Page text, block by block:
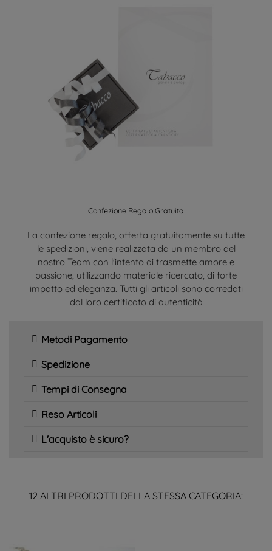
Confezione Regalo Gratuita
La confezione regalo, offerta gratuitamente su tutte
le spedizioni, viene realizzata da un membro del
nostro Team con l'intento di trasmette amore e
passione, utilizzando materiale ricercato, di forte
impatto ed eleganza. Tutti gli articoli sono corredati
dal loro certificato di autenticità
Metodi Pagamento
Spedizione
Tempi di Consegna
Reso Articoli
L'acquisto è sicuro?
12 ALTRI PRODOTTI DELLA STESSA CATEGORIA: